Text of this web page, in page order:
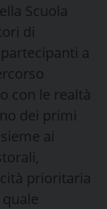
Scuola
di
a
con le realtà
dei primi
ai
prioritaria